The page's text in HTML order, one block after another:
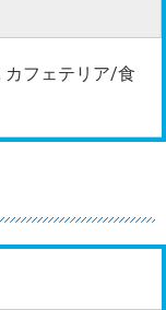
カフェテリア/食